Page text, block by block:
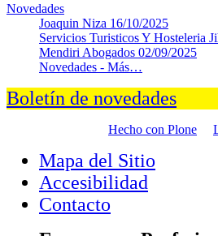
Novedades
Joaquin Niza 16/10/2025
Servicios Turisticos Y Hosteleria
Mendiri Abogados 02/09/2025
Novedades - Más…
Boletín de novedades
Hecho con Plone
Mapa del Sitio
Accesibilidad
Contacto